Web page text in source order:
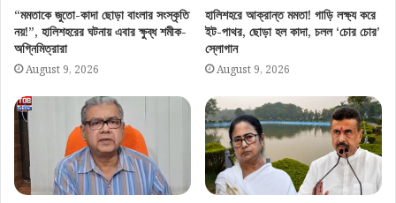
“মমতাকে জুতো-কাদা ছোড়া বাংলার সংস্কৃতি
নয়!”, হালিশহরের ঘটনায় এবার ক্ষুব্ধ শমীক-
অগ্নিমিত্রারা
August 9, 2026
হালিশহরে আক্রান্ত মমতা! গাড়ি লক্ষ্য করে
ইট-পাথর, ছোড়া হল কাদা, চলল ‘চোর চোর’
স্লোগান
August 9, 2026